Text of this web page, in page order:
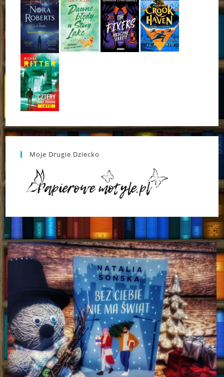
Moje Drugie Dziecko